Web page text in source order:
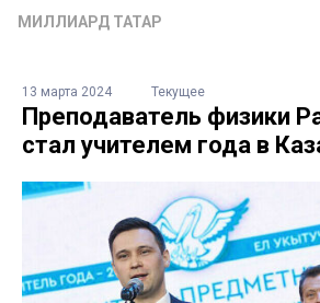
МИЛЛИАРД ТАТАР
13 марта 2024 Текущее
Преподаватель физики
стал учителем года в